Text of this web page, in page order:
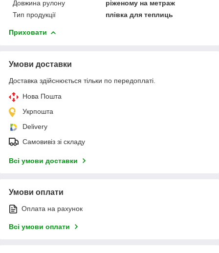
Довжина рулону
ріженому на метраж
Тип продукції
плівка для теплиць
Приховати
Умови доставки
Доставка здійснюється тільки по передоплаті.
Нова Пошта
Укрпошта
Delivery
Самовивіз зі складу
Всі умови доставки
Умови оплати
Оплата на рахунок
Всі умови оплати